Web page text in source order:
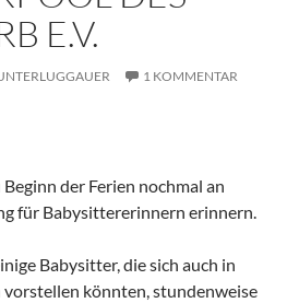
E.V.
1 KOMMENTAR
der Ferien nochmal an
für Babysittererinnern erinnern.
Babysitter, die sich auch in
könnten, stundenweise